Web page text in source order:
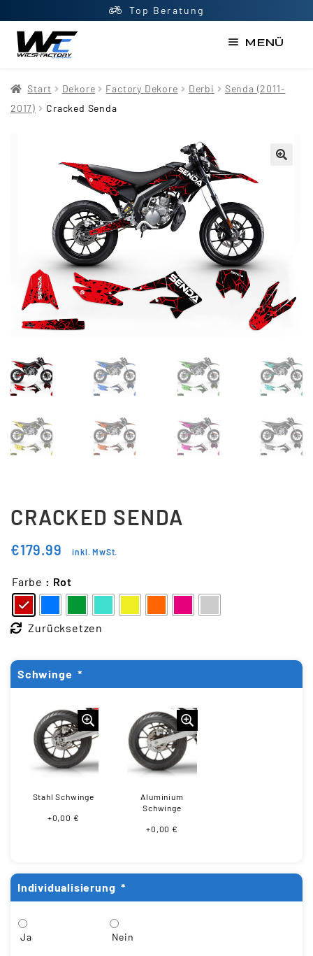
Top Beratung
MENÜ
AGB
Mein Konto
Newsletter
Shop
Updraft Central
Warenkorb
Widerrufsbelehrung
Wunschliste
Start Dekore Factory Dekore Derbi
Senda (2011-
2017)
Cracked Senda
CRACKED SENDA
€179.99 inkl. MwSt.
Farbe : Rot
Zurücksetzen
Schwinge *
Stahl Schwinge
+0,00 €
Aluminium
Schwinge
+0,00 €
Individualisierung *
Ja Nein